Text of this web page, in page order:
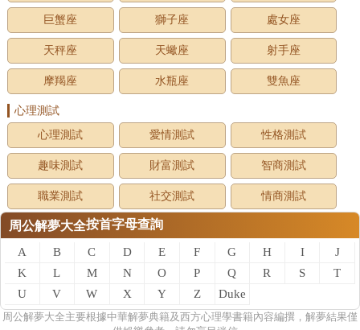
巨蟹座 獅子座 處女座
天秤座 天蠍座 射手座
摩羯座 水瓶座 雙魚座
心理測試
心理測試
愛情測試 性格測試
趣味測試 財富測試 智商測試
職業測試 社交測試 情商測試
周公解夢大全按首字母查詢
A B C D E F G H I
J
K
L M N O P Q R S
T
U
V W X Y Z
Duke
of
周公解夢大全主要根據中華解夢典籍及西方心理學書籍內容編撰，解夢結果僅